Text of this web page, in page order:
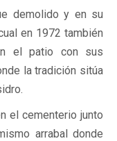
demolido y en su
en 1972 también
el patio con sus
la tradición sitúa
el cementerio junto
arrabal donde